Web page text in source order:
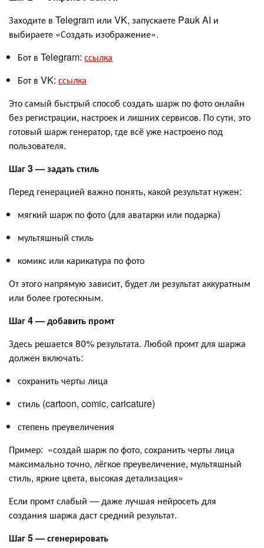
Заходите в Telegram или VK, запускаете Pauk AI и
выбираете «Создать изображение».
Бот в Telegram: ссылка
Бот в VK: ссылка
Это самый быстрый способ создать шарж по фото онлайн
без регистрации, настроек и лишних сервисов. По сути, это
готовый шарж генератор, где всё уже настроено под
пользователя.
Шаг 3 — задать стиль
Перед генерацией важно понять, какой результат нужен:
мягкий шарж по фото (для аватарки или подарка)
мультяшный стиль
комикс или карикатура по фото
От этого напрямую зависит, будет ли результат аккуратным
или более гротескным.
Шаг 4 — добавить промт
Здесь решается 80% результата. Любой промт для шаржа
должен включать:
сохранить черты лица
стиль (cartoon, comic, caricature)
степень преувеличения
Пример: «создай шарж по фото, сохранить черты лица
максимально точно, лёгкое преувеличение, мультяшный
стиль, яркие цвета, высокая детализация»
Если промт слабый — даже лучшая нейросеть для
создания шаржа даст средний результат.
Шаг 5 — сгенерировать